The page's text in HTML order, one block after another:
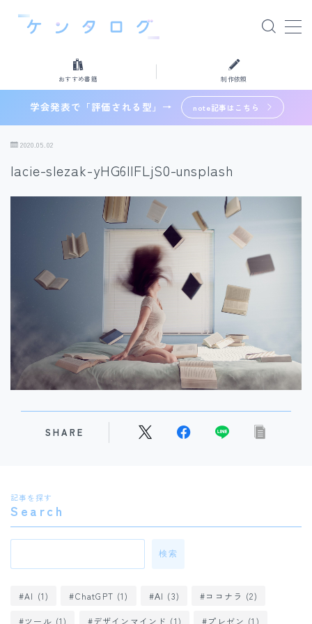
おすすめ書籍 制作依頼
学会発表で「評価される型」→ note記事はこちら
2020.05.02
lacie-slezak-yHG6llFLjS0-unsplash
SHARE
記事を探す
Search
検索
AI (1) ChatGPT (1) ΑI (3) ココナラ (2)
ツール (1) デザインマインド (1) プレゼン (1)